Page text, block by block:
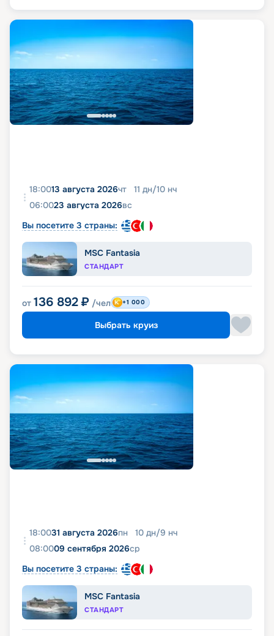
18:0013 августа 2026чт 11 дн/10 нч
06:0023 августа 2026вс
Вы посетите 3 страны:
MSC Fantasia
СТАНДАРТ
от 136 892 ₽ /чел +1 000
Выбрать круиз
18:0031 августа 2026пн 10 дн/9 нч
08:0009 сентября 2026ср
Вы посетите 3 страны:
MSC Fantasia
СТАНДАРТ